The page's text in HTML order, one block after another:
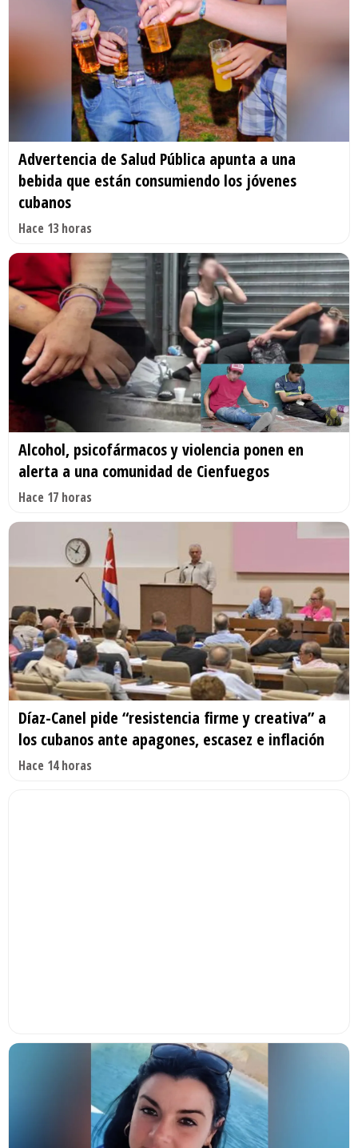
Advertencia de Salud Pública apunta a una
bebida que están consumiendo los jóvenes
cubanos
Hace 13 horas
Alcohol, psicofármacos y violencia ponen en
alerta a una comunidad de Cienfuegos
Hace 17 horas
Díaz-Canel pide “resistencia firme y creativa” a
los cubanos ante apagones, escasez e inflación
Hace 14 horas